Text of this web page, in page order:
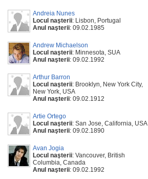
Andreia Nunes
Locul naşterii: Lisbon, Portugal
Anul naşterii: 09.02.1985
Andrew Michaelson
Locul naşterii: Minnesota, SUA
Anul naşterii: 09.02.1992
Arthur Barron
Locul naşterii: Brooklyn, New York City,
New York, USA
Anul naşterii: 09.02.1912
Artie Ortego
Locul naşterii: San Jose, California, USA
Anul naşterii: 09.02.1890
Avan Jogia
Locul naşterii: Vancouver, British
Columbia, Canada
Anul naşterii: 09.02.1992